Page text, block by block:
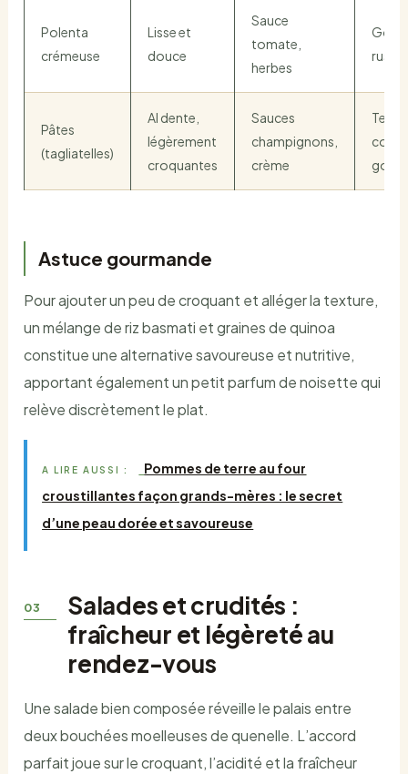
Polenta
crémeuse
Lisse et
douce
Sauce
tomate,
herbes
Goût
Pâtes
(tagliatelles)
Al dente,
légèrement
croquantes
Sauces
champignons,
crème
Astuce gourmande
Pour ajouter un peu de croquant et alléger la texture,
un mélange de riz basmati et graines de quinoa
constitue une alternative savoureuse et nutritive,
apportant également un petit parfum de noisette qui
relève discrètement le plat.
A LIRE AUSSI :
Pommes de terre au four
croustillantes façon grands-mères : le secret
d’une peau dorée et savoureuse
Salades et crudités :
fraîcheur et légèreté au
rendez-vous
Une salade bien composée réveille le palais entre
deux bouchées moelleuses de quenelle. L’accord
parfait joue sur le croquant, l’acidité et la fraîcheur